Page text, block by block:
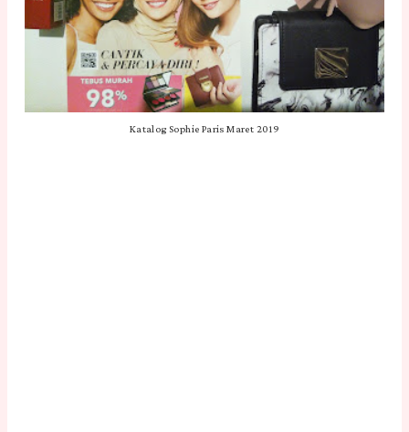
Katalog Sophie Paris Maret 2019